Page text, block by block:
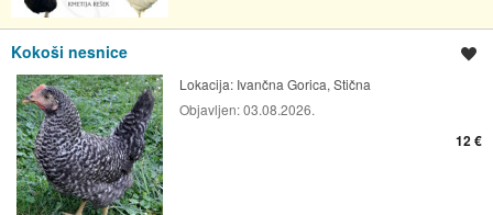
Kokoši nesnice
Lokacija: Ivančna Gorica, Stična
Objavljen:03.08.2026.
12 €